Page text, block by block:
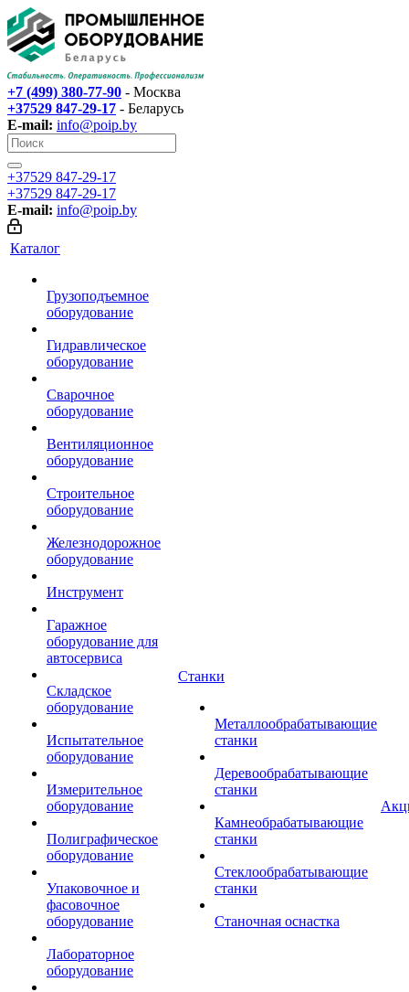
+7 (499) 380-77-90 - Москва
+37529 847-29-17‬ - Беларусь
E-mail: info@poip.by
+37529 847-29-17‬
+37529 847-29-17‬
E-mail: info@poip.by
Каталог
Грузоподъемное
оборудование
Гидравлическое
оборудование
Сварочное
оборудование
Вентиляционное
оборудование
Строительное
оборудование
Железнодорожное
оборудование
Инструмент
Гаражное
оборудование для
автосервиса
Складское
оборудование
Испытательное
оборудование
Измерительное
оборудование
Полиграфическое
оборудование
Упаковочное и
фасовочное
оборудование
Лабораторное
оборудование
Станки
Металлообрабатывающие
станки
Деревообрабатывающие
станки
Камнеобрабатывающие
станки
Стеклообрабатывающие
станки
Станочная оснастка